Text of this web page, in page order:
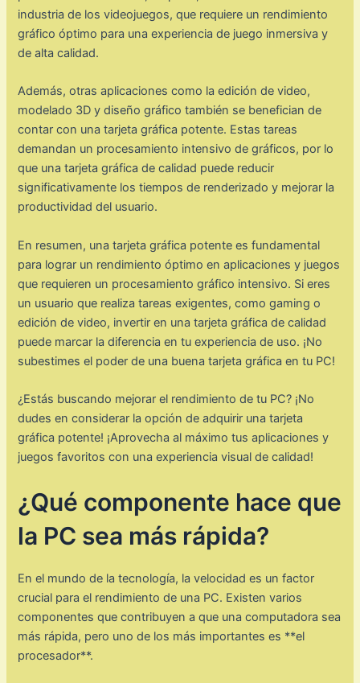
industria de los videojuegos, que requiere un rendimiento
gráfico óptimo para una experiencia de juego inmersiva y
de alta calidad.
Además, otras aplicaciones como la edición de video,
modelado 3D y diseño gráfico también se benefician de
contar con una tarjeta gráfica potente. Estas tareas
demandan un procesamiento intensivo de gráficos, por lo
que una tarjeta gráfica de calidad puede reducir
significativamente los tiempos de renderizado y mejorar la
productividad del usuario.
En resumen, una tarjeta gráfica potente es fundamental
para lograr un rendimiento óptimo en aplicaciones y juegos
que requieren un procesamiento gráfico intensivo. Si eres
un usuario que realiza tareas exigentes, como gaming o
edición de video, invertir en una tarjeta gráfica de calidad
puede marcar la diferencia en tu experiencia de uso. ¡No
subestimes el poder de una buena tarjeta gráfica en tu PC!
¿Estás buscando mejorar el rendimiento de tu PC? ¡No
dudes en considerar la opción de adquirir una tarjeta
gráfica potente! ¡Aprovecha al máximo tus aplicaciones y
juegos favoritos con una experiencia visual de calidad!
¿Qué componente hace que
la PC sea más rápida?
En el mundo de la tecnología, la velocidad es un factor
crucial para el rendimiento de una PC. Existen varios
componentes que contribuyen a que una computadora sea
más rápida, pero uno de los más importantes es **el
procesador**.